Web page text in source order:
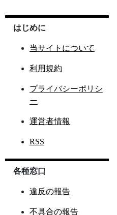
はじめに
当サイトについて
利用規約
プライバシーポリシ
ー
運営者情報
RSS
各種窓口
違反の報告
不具合の報告